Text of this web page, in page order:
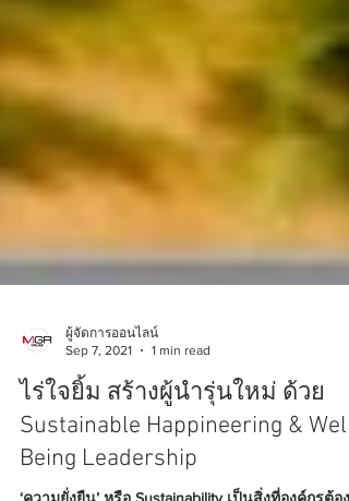
Sep 7, 2021
1 min read
ไร่ใจยิ้ม สร้างผู้นำรุ่นใหม่ ด้วย
Sustainable Happineering & Well-
Being Leadership